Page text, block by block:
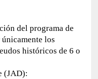
del programa de
los
históricos de 6 o
(JAD):